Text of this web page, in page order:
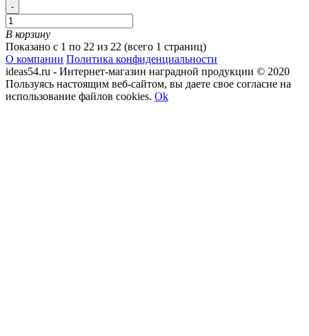
-
В корзину
Показано с 1 по 22 из 22 (всего 1 страниц)
О компании Политика конфиденциальности
ideas54.ru - Интернет-магазин наградной продукции © 2020
Пользуясь настоящим веб-сайтом, вы даете свое согласие на
использование файлов cookies. Ok